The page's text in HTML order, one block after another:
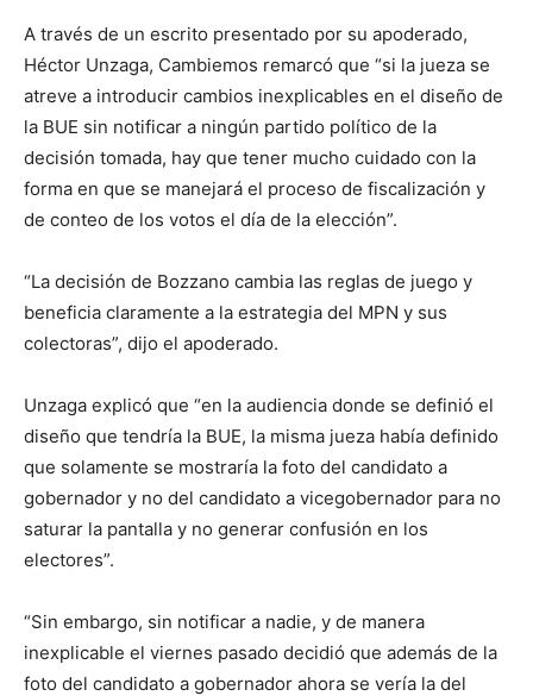
A través de un escrito presentado por su apoderado,
Héctor Unzaga, Cambiemos remarcó que “si la jueza se
atreve a introducir cambios inexplicables en el diseño de
la BUE sin notificar a ningún partido político de la
decisión tomada, hay que tener mucho cuidado con la
forma en que se manejará el proceso de fiscalización y
de conteo de los votos el día de la elección”.
“La decisión de Bozzano cambia las reglas de juego y
beneficia claramente a la estrategia del MPN y sus
colectoras”, dijo el apoderado.
Unzaga explicó que “en la audiencia donde se definió el
diseño que tendría la BUE, la misma jueza había definido
que solamente se mostraría la foto del candidato a
gobernador y no del candidato a vicegobernador para no
saturar la pantalla y no generar confusión en los
electores”.
“Sin embargo, sin notificar a nadie, y de manera
inexplicable el viernes pasado decidió que además de la
foto del candidato a gobernador ahora se vería la del